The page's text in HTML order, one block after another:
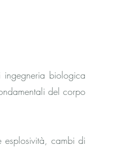
biologica
del corpo
esplosività, cambi di